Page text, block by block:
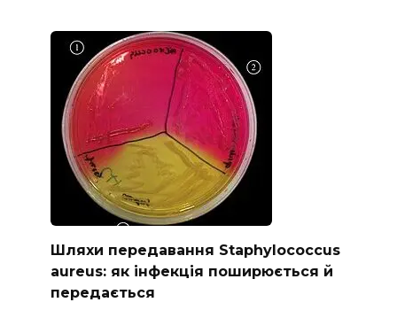
Шляхи передавання Staphylococcus
aureus: як інфекція поширюється й
передається